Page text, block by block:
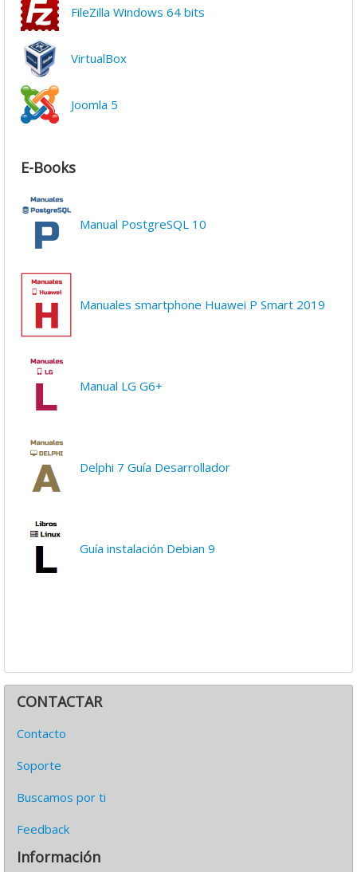
FileZilla Windows 64 bits
VirtualBox
Joomla 5
E-Books
Manual PostgreSQL 10
Manuales smartphone Huawei P Smart 2019
Manual LG G6+
Delphi 7 Guía Desarrollador
Guía instalación Debian 9
CONTACTAR
Contacto
Soporte
Buscamos por ti
Feedback
Información